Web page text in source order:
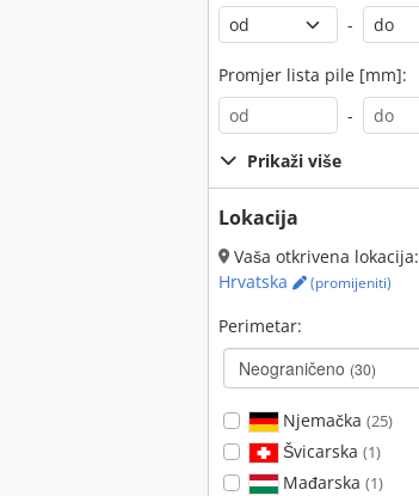
-
Promjer lista pile [mm]:
-
Prikaži više
Lokacija
Vaša otkrivena lokacija:
Hrvatska
(promijeniti)
Perimetar:
Neograničeno (30)
Njemačka (25)
Švicarska (1)
Mađarska (1)